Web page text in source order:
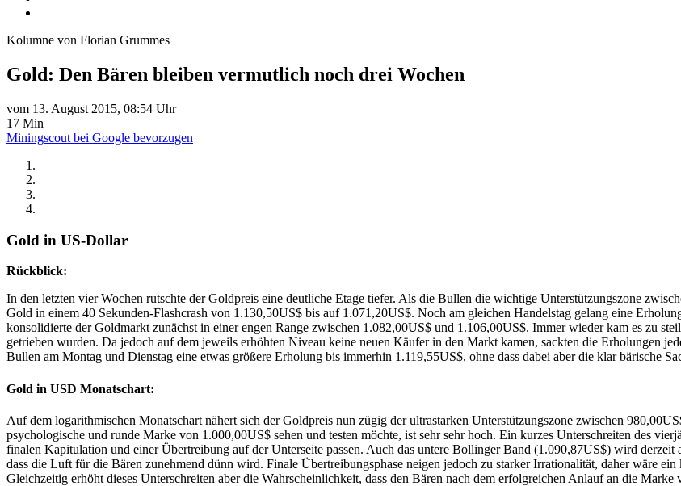
Kolumne von Florian Grummes
Gold: Den Bären bleiben vermutlich noch drei Wochen
vom 13. August 2015, 08:54 Uhr
17 Min
Miningscout bei Google bevorzugen
Gold in US-Dollar
Rückblick:
In den letzten vier Wochen rutschte der Goldpreis eine deutliche Etage tiefer. Als die Bullen die wichtige Unterstützungszone
Gold in einem 40 Sekunden-Flashcrash von 1.130,50US$ bis auf 1.071,20US$. Noch am gleichen Handelstag gelang eine
konsolidierte der Goldmarkt zunächst in einer engen Range zwischen 1.082,00US$ und 1.106,00US$. Immer wieder kam es zu
getrieben wurden. Da jedoch auf dem jeweils erhöhten Niveau keine neuen Käufer in den Markt kamen, sackten die Erholungen
Bullen am Montag und Dienstag eine etwas größere Erholung bis immerhin 1.119,55US$, ohne dass dabei aber die klar bärische
Gold in USD Monatschart:
Auf dem logarithmischen Monatschart nähert sich der Goldpreis nun zügig der ultrastarken Unterstützungszone zwischen
psychologische und runde Marke von 1.000,00US$ sehen und testen möchte, ist sehr sehr hoch. Ein kurzes Unterschreiten des
finalen Kapitulation und einer Übertreibung auf der Unterseite passen. Auch das untere Bollinger Band (1.090,87US$) wird
dass die Luft für die Bären zunehmend dünn wird. Finale Übertreibungsphase neigen jedoch zu starker Irrationalität, daher wäre
Gleichzeitig erhöht dieses Unterschreiten aber die Wahrscheinlichkeit, dass den Bären nach dem erfolgreichen Anlauf an die